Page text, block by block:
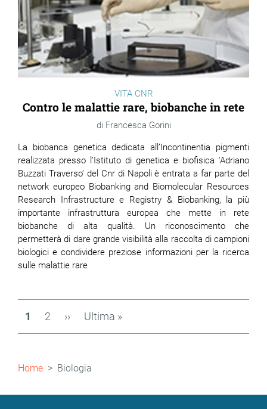
VITA CNR
Contro le malattie rare, biobanche in rete
Francesca Gorini
La biobanca genetica dedicata all’Incontinentia pigmenti
realizzata presso l’Istituto di genetica e biofisica 'Adriano
Buzzati Traverso’ del Cnr di Napoli è entrata a far parte del
network europeo Biobanking and Biomolecular Resources
Research Infrastructure e Registry & Biobanking, la più
importante infrastruttura europea che mette in rete
biobanche di alta qualità. Un riconoscimento che
permetterà di dare grande visibilità alla raccolta di campioni
biologici e condividere preziose informazioni per la ricerca
sulle malattie rare
Paginazione
Pagina
1 Page
2
Pagina
››
Ultima
Ultima »
Briciole
Home Biologia